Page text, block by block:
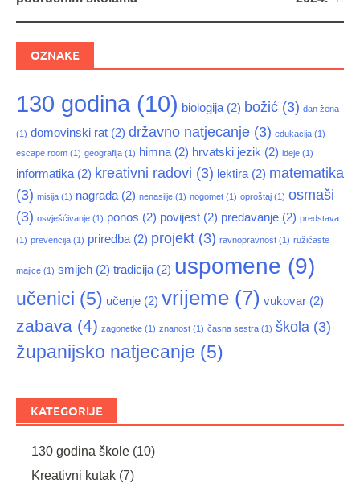
OZNAKE
130 godina (10) biologija (2) božić (3) dan žena
(1) domovinski rat (2) državno natjecanje (3) edukacija (1)
escape room (1) geografija (1) himna (2) hrvatski jezik (2) ideje (1)
informatika (2) kreativni radovi (3) lektira (2) matematika
(3) misija (1) nagrada (2) nenasilje (1) nogomet (1) oproštaj (1) osmaši
(3) osvješćivanje (1) ponos (2) povijest (2) predavanje (2) predstava
(1) prevencija (1) priredba (2) projekt (3) ravnopravnost (1) ružičaste
majice (1) smijeh (2) tradicija (2) uspomene (9)
učenici (5) učenje (2) vrijeme (7) vukovar (2)
zabava (4) zagonetke (1) znanost (1) časna sestra (1) škola (3)
županijsko natjecanje (5)
KATEGORIJE
130 godina škole (10)
Kreativni kutak (7)